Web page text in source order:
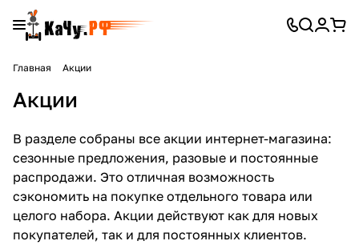
Главная Акции
Акции
В разделе собраны все акции интернет-магазина:
сезонные предложения, разовые и постоянные
распродажи. Это отличная возможность
сэкономить на покупке отдельного товара или
целого набора. Акции действуют как для новых
покупателей, так и для постоянных клиентов.